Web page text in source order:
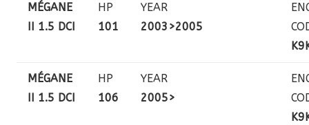
MÉGANE
II 1.5 DCI
HP
101
YEAR
2003>2005
MÉGANE
II 1.5 DCI
HP
106
YEAR
2005>